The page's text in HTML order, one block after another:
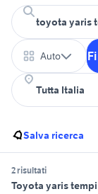
Auto
Salva ricerca
2 risultati
Toyota yaris